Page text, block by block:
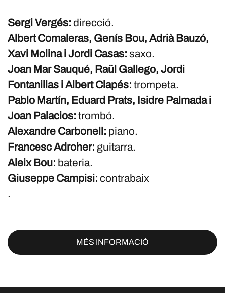
Sergi Vergés: direcció.
Albert Comaleras, Genís Bou, Adrià Bauzó,
Xavi Molina i Jordi Casas: saxo.
Joan Mar Sauqué, Raül Gallego, Jordi
Fontanillas i Albert Clapés: trompeta.
Pablo Martín, Eduard Prats, Isidre Palmada i
Joan Palacios: trombó.
Alexandre Carbonell: piano.
Francesc Adroher: guitarra.
Aleix Bou: bateria.
Giuseppe Campisi: contrabaix
.
MÉS INFORMACIÓ